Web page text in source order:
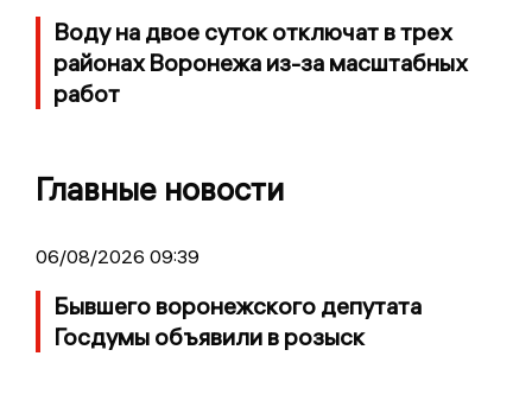
Воду на двое суток отключат в трех
районах Воронежа из-за масштабных
работ
Главные новости
06/08/2026 09:39
Бывшего воронежского депутата
Госдумы объявили в розыск